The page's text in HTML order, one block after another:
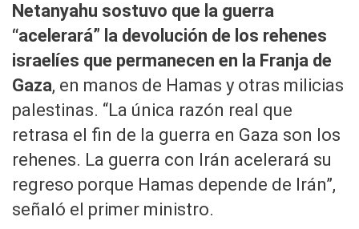
Netanyahu sostuvo que la guerra
“acelerará” la devolución de los rehenes
israelíes que permanecen en la Franja de
Gaza, en manos de Hamas y otras milicias
palestinas. “La única razón real que
retrasa el fin de la guerra en Gaza son los
rehenes. La guerra con Irán acelerará su
regreso porque Hamas depende de Irán”,
señaló el primer ministro.